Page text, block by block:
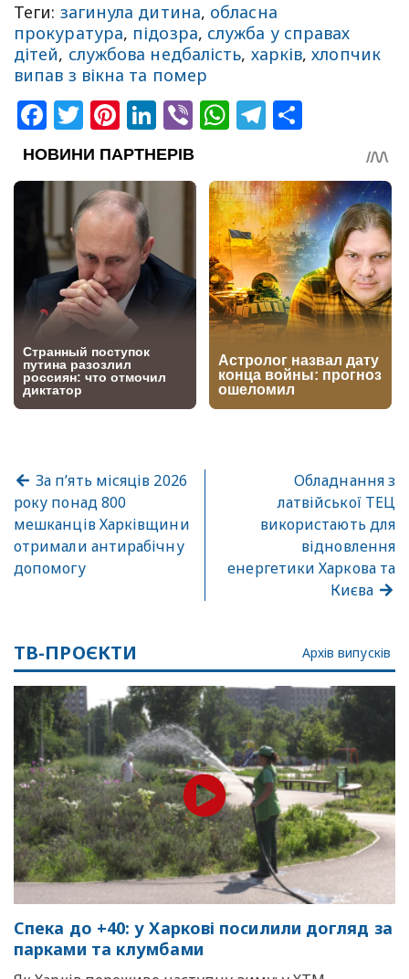
Теги: загинула дитина, обласна
прокуратура, підозра, служба у справах
дітей, службова недбалість, харків,хлопчик
випав з вікна та помер
Facebook
Twitter
Pinterest
LinkedIn
ViberWhatsApp
Telegram
За п’ять місяців 2026
року понад 800
мешканців Харківщини
отримали антирабічну
допомогу
Обладнання з
латвійської ТЕЦ
використають для
відновлення
енергетики Харкова та
Києва
ТВ-ПРОЄКТИ Архів випусків
Спека до +40: у Харкові посилили догляд за
парками та клумбами